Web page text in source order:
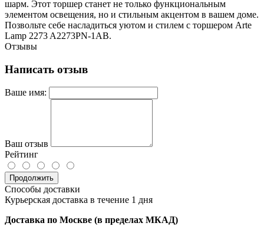
шарм. Этот торшер станет не только функциональным
элементом освещения, но и стильным акцентом в вашем доме.
Позвольте себе насладиться уютом и стилем с торшером Arte
Lamp 2273 A2273PN-1AB.
Отзывы
Написать отзыв
Ваше имя:
Ваш отзыв
Рейтинг
Продолжить
Способы доставки
Курьерская доставка в течение 1 дня
Доставка по Москве (в пределах МКАД)